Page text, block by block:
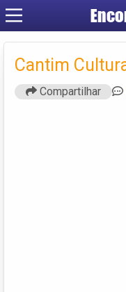
Cantim
Compartilhar